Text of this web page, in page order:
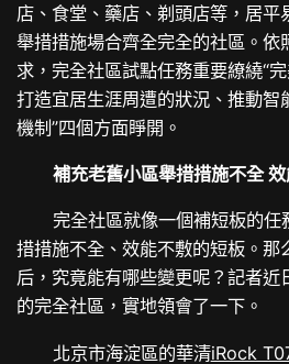
店、食堂、藥店、剃頭店等，居平
舉措措施場合齊全完全的社區。依
求，完全社區試點任務重要繚繞“
打造宜居生涯周遭的狀況、推動智
機制”四個方面睜開。
補充老舊小區舉措措施不全
完全社區就像一個補短板的
措措施不全、效能不敷的短板。那
后，究竟能有哪些變更呢？記者近
的完全社區，實地領會了一下。
北京市海淀區的華清iRock